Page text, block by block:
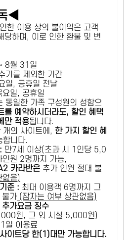
◀
한 이용 상의 불이익은 고객
당하며, 이로 인한 환불 및 변
8월 31일
기를 제외한 기간
일, 공휴일 전날
일, 공휴일
동일한 가족 구성원의 성함으
를 예약하시더라도, 할인 혜택
만 적용됩니다.
의 사이트에, 한 가지 할인 혜
합니다.
만7세 이상(초과 시 1인당 5,0
원 2명까지 가능,
반은 추가 인원 절대 불
없음)
준 : ​최대 이용객 6명까지 그
불가 (잠자는 여부 상관없음)
가요금 징수
원, 그 외 시설 5,000원)
일 이용료
이트당 한(1)대만 가능합니다.